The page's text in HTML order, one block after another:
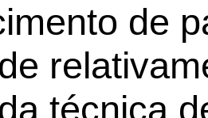
de
técnica